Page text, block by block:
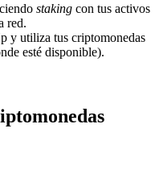
staking con tus activos
red.
y utiliza tus criptomonedas
esté disponible).